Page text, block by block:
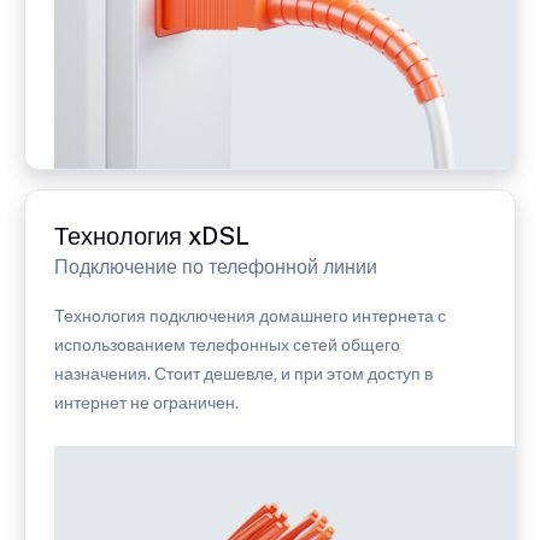
Технология xDSL
Подключение по телефонной линии
Технология подключения домашнего интернета с
использованием телефонных сетей общего
назначения. Стоит дешевле, и при этом доступ в
интернет не ограничен.